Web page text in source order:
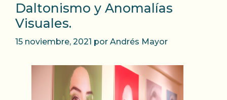
Daltonismo y Anomalías
Visuales.
15 noviembre, 2021 por Andrés Mayor